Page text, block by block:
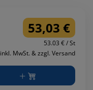
53,03 €
53.03 € / St
inkl. MwSt. & zzgl. Versand